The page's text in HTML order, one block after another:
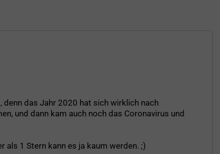
denn das Jahr 2020 hat sich wirklich nach
und dann kam auch noch das Coronavirus und
1 Stern kann es ja kaum werden. ;)